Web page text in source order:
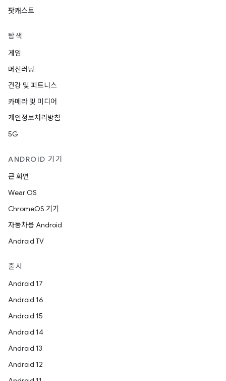
팟캐스트
탐색
게임
머신러닝
건강 및 피트니스
카메라 및 미디어
개인정보처리방침
5G
ANDROID 기기
큰 화면
Wear OS
ChromeOS 기기
자동차용 Android
Android TV
출시
Android 17
Android 16
Android 15
Android 14
Android 13
Android 12